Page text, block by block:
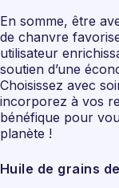
En somme, être
de chanvre
utilisateur
soutien d’une
Choisissez avec
incorporez à vos
bénéfique pour
planète !
Huile de grains